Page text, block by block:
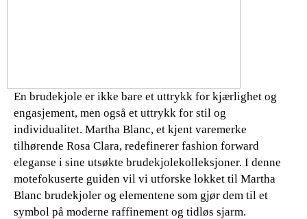
En brudekjole er ikke bare et uttrykk for kjærlighet og
engasjement, men også et uttrykk for stil og
individualitet. Martha Blanc, et kjent varemerke
tilhørende Rosa Clara, redefinerer fashion forward
eleganse i sine utsøkte brudekjolekolleksjoner. I denne
motefokuserte guiden vil vi utforske lokket til Martha
Blanc brudekjoler og elementene som gjør dem til et
symbol på moderne raffinement og tidløs sjarm.